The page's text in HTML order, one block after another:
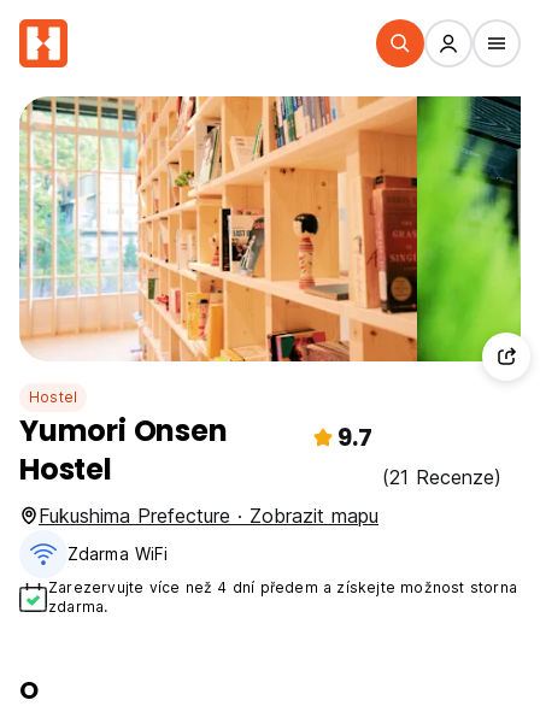
Hostel
Yumori Onsen
Hostel
9.7
(21 Recenze)
Fukushima Prefecture · Zobrazit mapu
Zdarma WiFi
Zarezervujte více než 4 dní předem a získejte možnost storna
zdarma.
O